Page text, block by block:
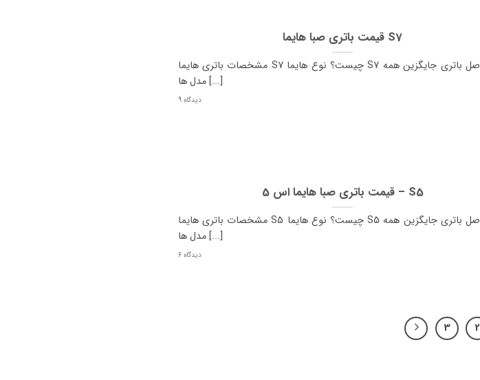
قیمت باتری صبا هایما S7
مشخصات باتری هایما S7 چیست؟ نوع هایما S7 باتری اصل باتری جایگزین همه
مدل ها [...]
9 دیدگاه
قیمت باتری صبا هایما اس 5 – S5
مشخصات باتری هایما S5 چیست؟ نوع هایما S5 باتری اصل باتری جایگزین همه
مدل ها [...]
6 دیدگاه
2
3